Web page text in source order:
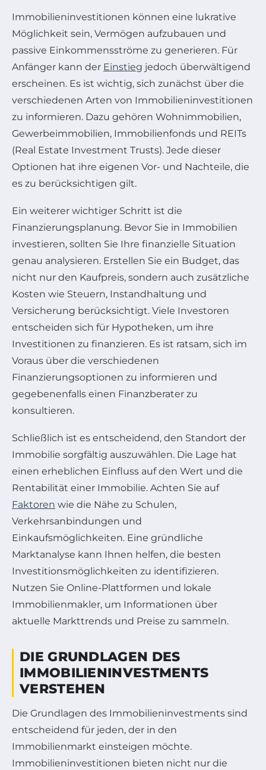
Immobilieninvestitionen können eine lukrative
Möglichkeit sein, Vermögen aufzubauen und
passive Einkommensströme zu generieren. Für
Anfänger kann der Einstieg jedoch überwältigend
erscheinen. Es ist wichtig, sich zunächst über die
verschiedenen Arten von Immobilieninvestitionen
zu informieren. Dazu gehören Wohnimmobilien,
Gewerbeimmobilien, Immobilienfonds und REITs
(Real Estate Investment Trusts). Jede dieser
Optionen hat ihre eigenen Vor- und Nachteile, die
es zu berücksichtigen gilt.
Ein weiterer wichtiger Schritt ist die
Finanzierungsplanung. Bevor Sie in Immobilien
investieren, sollten Sie Ihre finanzielle Situation
genau analysieren. Erstellen Sie ein Budget, das
nicht nur den Kaufpreis, sondern auch zusätzliche
Kosten wie Steuern, Instandhaltung und
Versicherung berücksichtigt. Viele Investoren
entscheiden sich für Hypotheken, um ihre
Investitionen zu finanzieren. Es ist ratsam, sich im
Voraus über die verschiedenen
Finanzierungsoptionen zu informieren und
gegebenenfalls einen Finanzberater zu
konsultieren.
Schließlich ist es entscheidend, den Standort der
Immobilie sorgfältig auszuwählen. Die Lage hat
einen erheblichen Einfluss auf den Wert und die
Rentabilität einer Immobilie. Achten Sie auf
Faktoren wie die Nähe zu Schulen,
Verkehrsanbindungen und
Einkaufsmöglichkeiten. Eine gründliche
Marktanalyse kann Ihnen helfen, die besten
Investitionsmöglichkeiten zu identifizieren.
Nutzen Sie Online-Plattformen und lokale
Immobilienmakler, um Informationen über
aktuelle Markttrends und Preise zu sammeln.
DIE GRUNDLAGEN DES
IMMOBILIENINVESTMENTS
VERSTEHEN
Die Grundlagen des Immobilieninvestments sind
entscheidend für jeden, der in den
Immobilienmarkt einsteigen möchte.
Immobilieninvestitionen bieten nicht nur die